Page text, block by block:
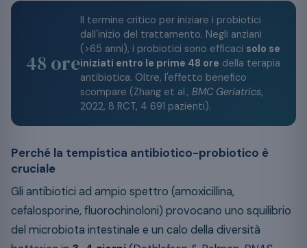
48 ore
Il termine critico per iniziare i probiotici
dall'inizio del trattamento. Negli anziani
(>65 anni), i probiotici sono efficaci solo se
iniziati entro le prime 48 ore della terapia
antibiotica. Oltre, l'effetto benefico
scompare (Zhang et al., BMC Geriatrics,
2022, 8 RCT, 4 691 pazienti).
Perché la tempistica antibiotico-probiotico è
cruciale
Gli antibiotici ad ampio spettro (amoxicillina,
cefalosporine, fluorochinoloni) provocano uno squilibrio
del microbiota intestinale e un calo della diversità